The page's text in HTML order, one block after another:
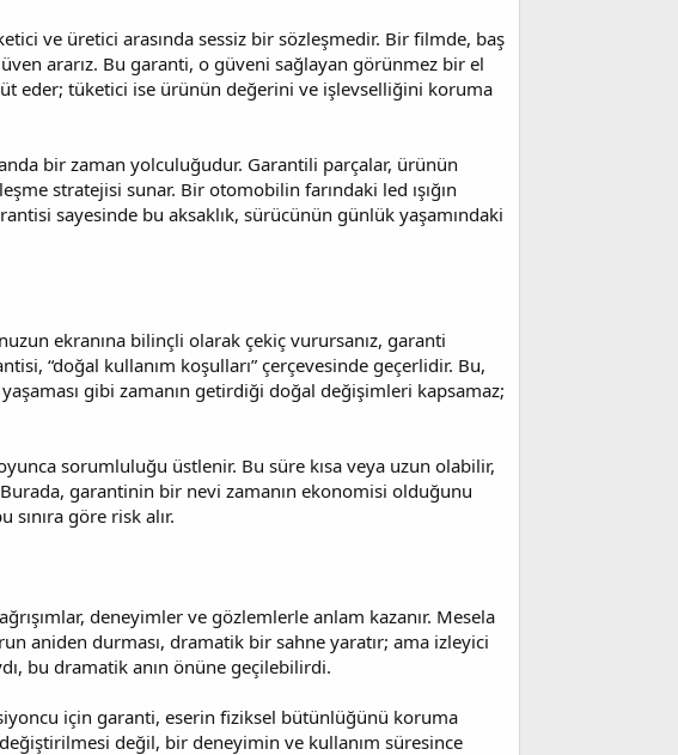
ve üretici arasında sessiz bir sözleşmedir. Bir filmde, baş
ararız. Bu garanti, o güveni sağlayan görünmez bir el
eder; tüketici ise ürünün değerini ve işlevselliğini koruma
bir zaman yolculuğudur. Garantili parçalar, ürünün
stratejisi sunar. Bir otomobilin farındaki led ışığın
sayesinde bu aksaklık, sürücünün günlük yaşamındaki
ekranına bilinçli olarak çekiç vurursanız, garanti
“doğal kullanım koşulları” çerçevesinde geçerlidir. Bu,
gibi zamanın getirdiği doğal değişimleri kapsamaz;
sorumluluğu üstlenir. Bu süre kısa veya uzun olabilir,
garantinin bir nevi zamanın ekonomisi olduğunu
göre risk alır.
deneyimler ve gözlemlerle anlam kazanır. Mesela
aniden durması, dramatik bir sahne yaratır; ama izleyici
bu dramatik anın önüne geçilebilirdi.
için garanti, eserin fiziksel bütünlüğünü koruma
değil, bir deneyimin ve kullanım süresince